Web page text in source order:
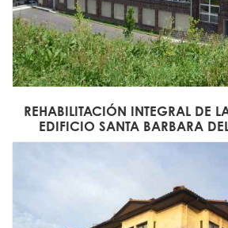
REHABILITACIÓN INTEGRAL DE
EDIFICIO SANTA BARBARA